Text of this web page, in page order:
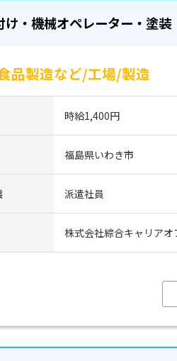
け・機械オペレーター・塗装
品製造など/工場/製造
時給1,400円
福島県いわき市
派遣社員
株式会社綜合キャリアオ